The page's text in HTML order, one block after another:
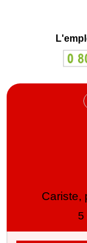
Cariste,
5